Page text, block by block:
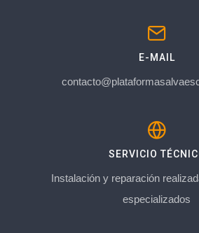
E-MAIL
SERVICIO
Instalación y reparación
especializados